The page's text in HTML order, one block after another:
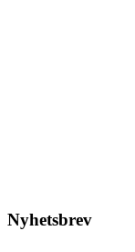
Nyhetsbrev